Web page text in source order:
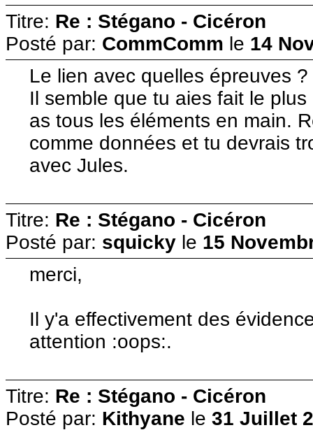
Titre: Re : Stégano - Cicéron
Posté par: CommComm le 14
Le lien avec quelles épreuves
Il semble que tu aies fait le
as tous les éléments en main.
comme données et tu devrais
avec Jules.
Titre: Re : Stégano - Cicéron
Posté par: squicky le 15
merci,
Il y'a effectivement des
attention :oops:.
Titre: Re : Stégano - Cicéron
Posté par: Kithyane le 31 Juillet